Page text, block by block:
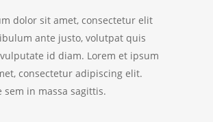
dolor sit amet, consectetur elit
ante justo, volutpat quis
id diam. Lorem et ipsum
consectetur adipiscing elit.
sem in massa sagittis.